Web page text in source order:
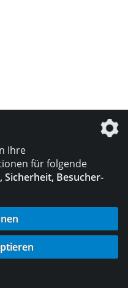
Ihre
für folgende
Sicherheit, Besucher-